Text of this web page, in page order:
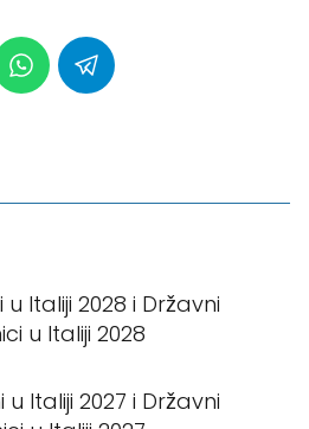
Italiji 2028 i Državni
u Italiji 2028
Italiji 2027 i Državni